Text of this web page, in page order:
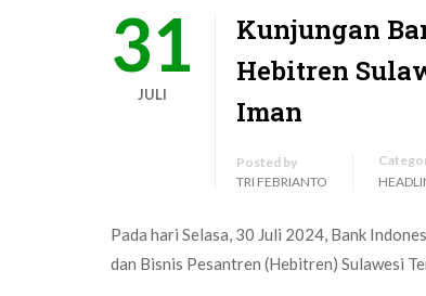
31
JULI
Kunjungan
Hebitren
Iman
Posted by
TRI FEBRIANTO
Pada hari Selasa, 30 Juli 2024, Bank
dan Bisnis Pesantren (Hebitren) Sulawesi